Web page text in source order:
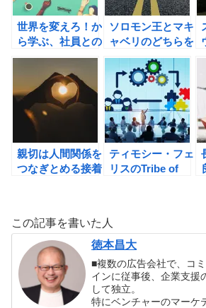
世界を変えろ！か
ら学ぶ、社員との
付き合い方
ソロモン王とマキ
ャベリのどちらを
信じるべきか？
親切は人間関係を
つなぎとめる接着
ティモシー・フェ
リスのTribe of
この記事を書いた人
徳本昌大
■複数の広告会社で、コ
インに従事後、企業支援
して独立。
特にベンチャーのマーケ